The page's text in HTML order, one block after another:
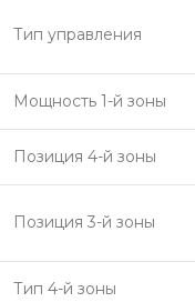
Тип управления
Мощность 1-й зоны
Позиция 4-й зоны
Позиция 3-й зоны
Тип 4-й зоны